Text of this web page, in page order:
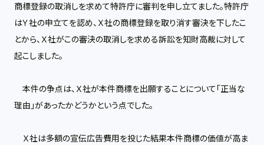
商標登録の取消しを求めて特許庁に審判を申し立てました。特許庁
はＹ社の申立てを認め、Ｘ社の商標登録を取り消す審決を下したこ
とから、Ｘ社がこの審決の取消しを求める訴訟を知財高裁に対して
起こしました。
本件の争点は、Ｘ社が本件商標を出願することについて「正当な
理由」があったかどうかという点でした。
Ｘ社は多額の宣伝広告費用を投じた結果本件商標の価値が高ま